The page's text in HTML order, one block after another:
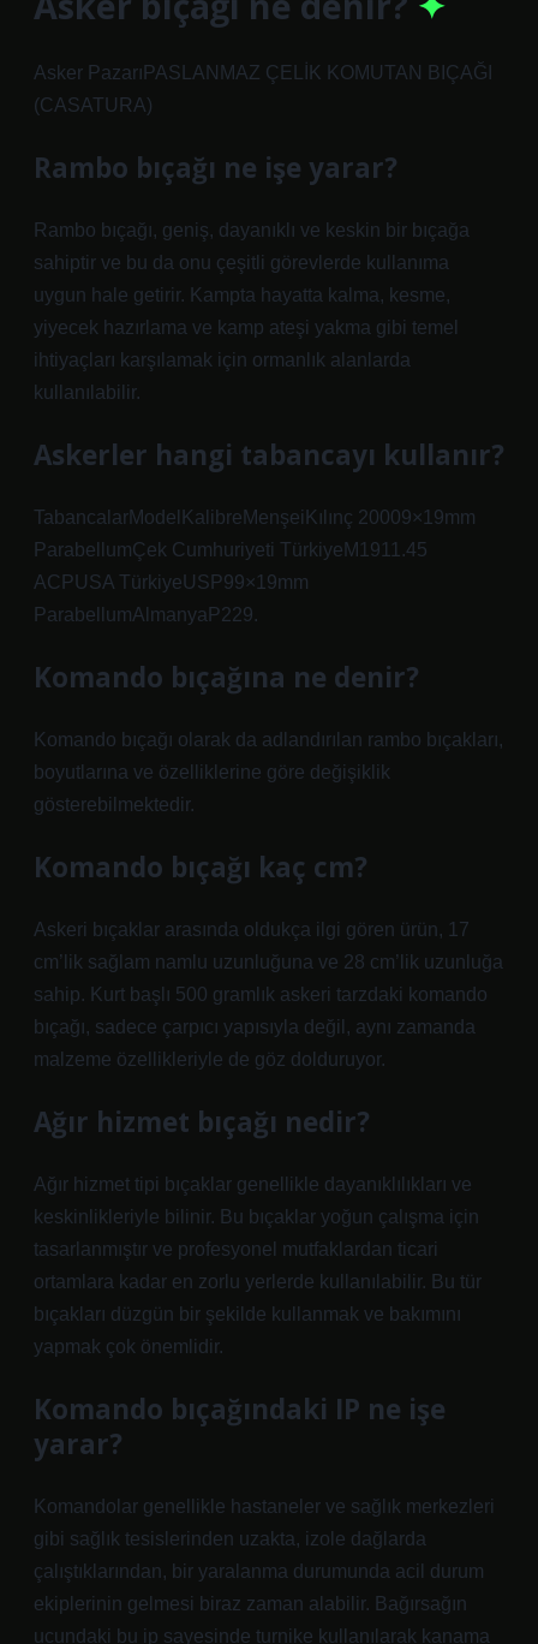
Asker PazarıPASLANMAZ ÇELİK KOMUTAN BIÇAĞI
(CASATURA)
Rambo bıçağı ne işe yarar?
Rambo bıçağı, geniş, dayanıklı ve keskin bir bıçağa
sahiptir ve bu da onu çeşitli görevlerde kullanıma
uygun hale getirir. Kampta hayatta kalma, kesme,
yiyecek hazırlama ve kamp ateşi yakma gibi temel
ihtiyaçları karşılamak için ormanlık alanlarda
kullanılabilir.
Askerler hangi tabancayı kullanır?
TabancalarModelKalibreMenşeiKılınç 20009×19mm
ParabellumÇek Cumhuriyeti TürkiyeM1911.45
ACPUSA TürkiyeUSP99×19mm
ParabellumAlmanyaP229.
Komando bıçağına ne denir?
Komando bıçağı olarak da adlandırılan rambo bıçakları,
boyutlarına ve özelliklerine göre değişiklik
gösterebilmektedir.
Komando bıçağı kaç cm?
Askeri bıçaklar arasında oldukça ilgi gören ürün, 17
cm’lik sağlam namlu uzunluğuna ve 28 cm’lik uzunluğa
sahip. Kurt başlı 500 gramlık askeri tarzdaki komando
bıçağı, sadece çarpıcı yapısıyla değil, aynı zamanda
malzeme özellikleriyle de göz dolduruyor.
Ağır hizmet bıçağı nedir?
Ağır hizmet tipi bıçaklar genellikle dayanıklılıkları ve
keskinlikleriyle bilinir. Bu bıçaklar yoğun çalışma için
tasarlanmıştır ve profesyonel mutfaklardan ticari
ortamlara kadar en zorlu yerlerde kullanılabilir. Bu tür
bıçakları düzgün bir şekilde kullanmak ve bakımını
yapmak çok önemlidir.
Komando bıçağındaki IP ne işe
yarar?
Komandolar genellikle hastaneler ve sağlık merkezleri
gibi sağlık tesislerinden uzakta, izole dağlarda
çalıştıklarından, bir yaralanma durumunda acil durum
ekiplerinin gelmesi biraz zaman alabilir. Bağırsağın
ucundaki bu ip sayesinde turnike kullanılarak kanama